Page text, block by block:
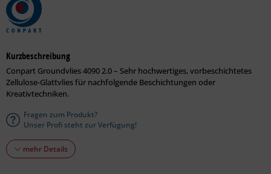
Kurzbeschreibung
Conpart Groundvlies 4090 2.0 – Sehr hochwertiges, vorbeschichtetes
Zellulose-Glattvlies für nachfolgende Beschichtungen oder
Kreativtechniken.
Fragen zum Produkt?
Unser Profi steht zur Verfügung!
mehr Details